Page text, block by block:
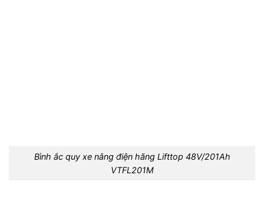
Bình ắc quy xe nâng điện hãng Lifttop 48V/201Ah
VTFL201M